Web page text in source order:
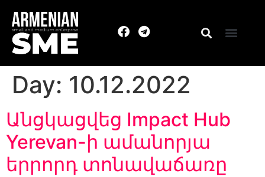
Day: 10.12.2022
Անցկացվեց Impact Hub
Yerevan-ի ամանորյա
երրորդ տոնավաճառը